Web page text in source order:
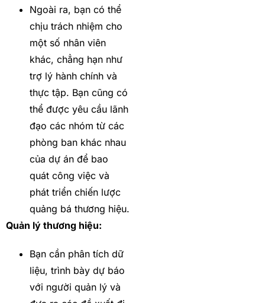
Ngoài ra, bạn có thể
chịu trách nhiệm cho
một số nhân viên
khác, chẳng hạn như
trợ lý hành chính và
thực tập. Bạn cũng có
thể được yêu cầu lãnh
đạo các nhóm từ các
phòng ban khác nhau
của dự án để bao
quát công việc và
phát triển chiến lược
quảng bá thương hiệu.
Quản lý thương hiệu:
Bạn cần phân tích dữ
liệu, trình bày dự báo
với người quản lý và